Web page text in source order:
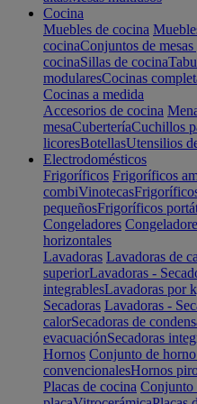
Cocina
Muebles de cocina
cocinaConjuntos de
cocinaSillas de cocina
modularesCocinas
Cocinas a medida
Accesorios de cocina
mesaCuberteríaCuchillos
licoresBotellasUtensilios
Electrodomésticos
Frigoríficos Frigoríficos
combiVinotecas
pequeñosFrigoríficos
Congeladores
horizontales
Lavadoras Lavadoras de
superiorLavadoras -
integrablesLavadoras por
Secadoras Lavadoras -
calorSecadoras de
evacuaciónSecadoras
Hornos Conjunto de
convencionalesHornos
Placas de cocina Conjunto